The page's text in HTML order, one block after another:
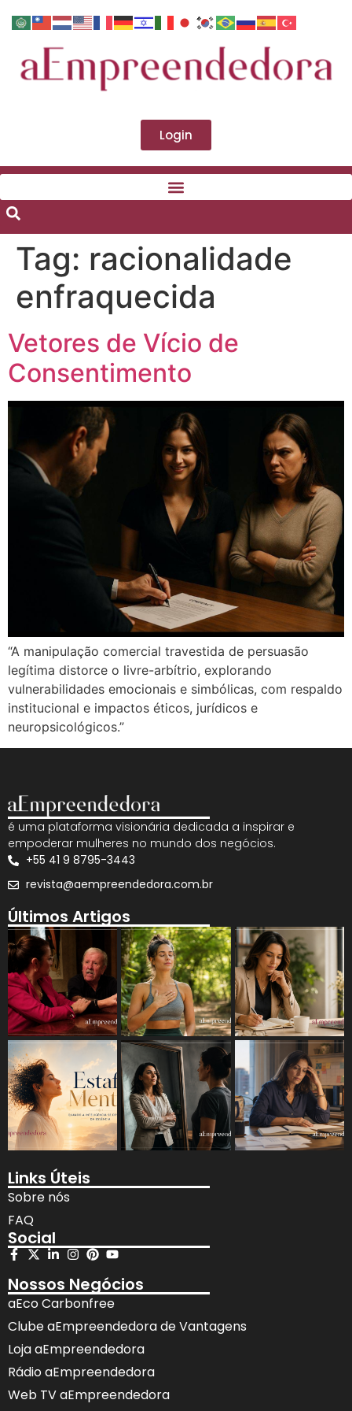
Login
Tag: racionalidade
enfraquecida
Vetores de Vício de
Consentimento
“A manipulação comercial travestida de persuasão
legítima distorce o livre-arbítrio, explorando
vulnerabilidades emocionais e simbólicas, com respaldo
institucional e impactos éticos, jurídicos e
neuropsicológicos.”
é uma plataforma visionária dedicada a inspirar e
empoderar mulheres no mundo dos negócios.
+55 41 9 8795-3443
revista@aempreendedora.com.br
Últimos Artigos
Links Úteis
Sobre nós
FAQ
Social
Nossos Negócios
aEco Carbonfree
Clube aEmpreendedora de Vantagens
Loja aEmpreendedora
Rádio aEmpreendedora
Web TV aEmpreendedora